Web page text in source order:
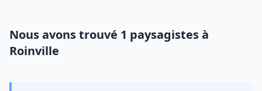
Nous avons trouvé 1 paysagistes à
Roinville